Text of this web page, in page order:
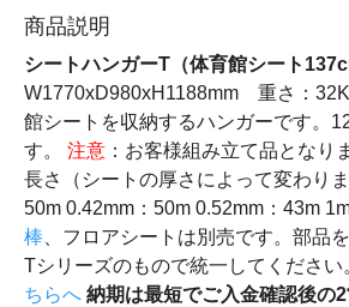
商品説明
シートハンガーT（体育館シート
W1770xD980xH1188mm 重さ：
館シートを収納するハンガーです。
す。 注意 ：お客様組み立て品となり
長さ（シートの厚さによって変わり
50m 0.42mm：50m 0.52mm：43m
棒 、フロアシートは別売です。部品
Tシリーズのもので統一してください
ちらへ 納期は最短でご入金確認後の